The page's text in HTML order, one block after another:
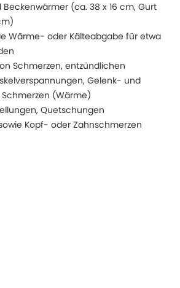
Beckenwärmer (ca. 38 x 16 cm, Gurt
Wärme- oder Kälteabgabe für etwa
Schmerzen, entzündlichen
Gelenk- und
(Wärme)
Quetschungen
Kopf- oder Zahnschmerzen